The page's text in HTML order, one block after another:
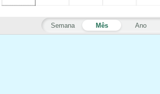
Semana Mês Ano